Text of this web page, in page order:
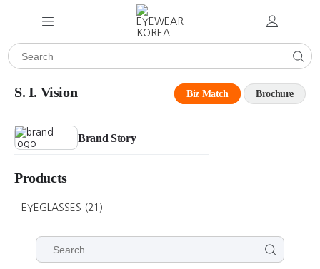
S. I. Vision Biz Match Brochure
Brand Story
Products
EYEGLASSES (21)